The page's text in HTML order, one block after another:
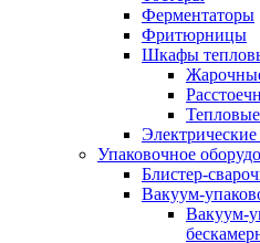
Ферментаторы
Фритюрницы
Шкафы
Упаковочное
Блистер-
Вакуум-
Вакуум-